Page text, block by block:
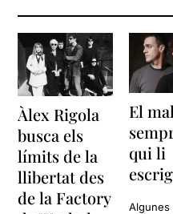
Àlex Rigola
busca els
límits de la
llibertat des
de la Factory
El
qui li